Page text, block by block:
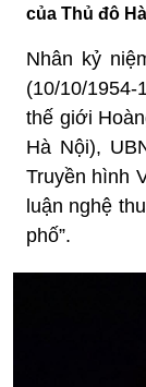
của Thủ đô
Nhân kỷ
(10/10/1954-
thế giới
Hà Nội),
Truyền hình
luận nghệ
phố”.